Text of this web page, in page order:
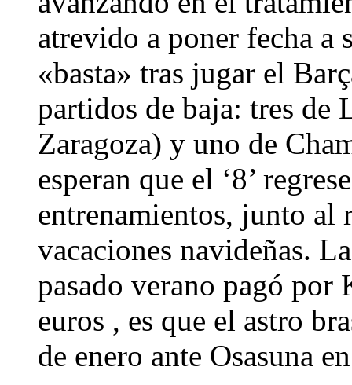
atrevido a poner fecha a
«basta» tras jugar el
partidos de baja: tres
Zaragoza) y uno de
esperan que el ‘8’
entrenamientos, junto al
vacaciones navideñas.
pasado verano pagó
euros , es que el astro
de enero ante Osasuna